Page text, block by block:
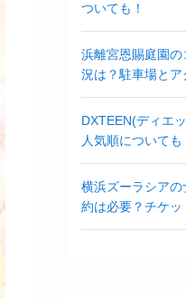
ついても！
浜離宮恩賜庭園
況は？駐車場とア
DXTEEN(ディエ
人気順についても
横浜ズーラシア
約は必要？チケッ